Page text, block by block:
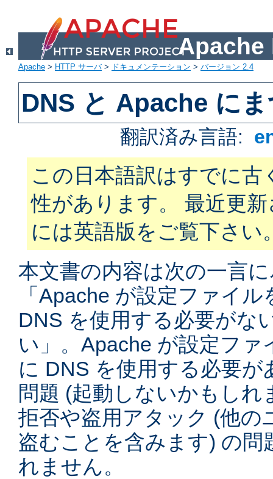
Apache
Apache > HTTP サーバ> ドキュメンテーション > バージョン 2.4
DNS と Apache に
翻訳済み言語:
この日本語訳はすでに古
性があります。 最近更
には英語版をご覧下さい
本文書の内容は次の一言
「Apache が設定ファイ
DNS を使用する必要がな
い」。Apache が設定フ
に DNS を使用する必要が
問題 (起動しないかもしれ
拒否や盗用アタック (他の
盗むことを含みます) の問
れません。